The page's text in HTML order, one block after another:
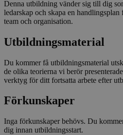
Denna utbildning vänder sig till dig
ledarskap och skapa en
team och organisation.
Utbildningsmaterial
Du kommer få utbildningsmaterial
de olika teorierna vi berör
verktyg för ditt fortsatta arbete efter
Förkunskaper
Inga förkunskaper behövs. Du
dig innan utbildningsstart.